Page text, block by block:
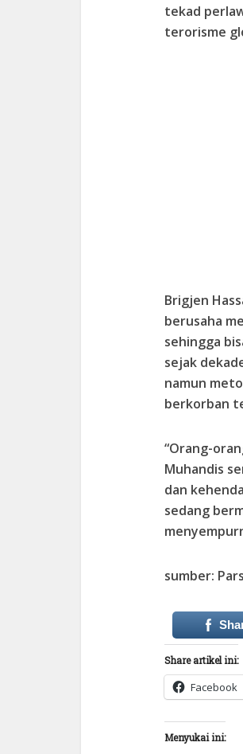
tekad
terorisme
Brigjen
berusaha
sehingga
sejak
namun
berkorban
“Orang-
Muhandis
dan
sedang
sumber:
Share artikel ini:
Facebook
Menyukai ini: